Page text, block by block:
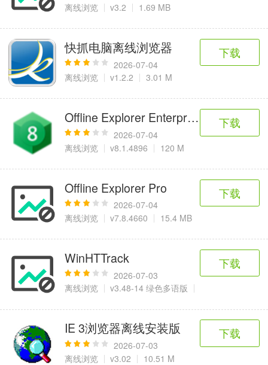
离线浏览
v3.2 1.69 MB
快抓电脑离线浏览器
2026-07-04
离线浏览
v1.2.2 3.01 M
下载
Offline Explorer Enterprise 8破解版
2026-07-04
离线浏览
v8.1.4896 120 M
下载
Offline Explorer Pro
2026-07-04
离线浏览
v7.8.4660 15.4 MB
下载
WinHTTrack
2026-07-03
离线浏览
v3.48-14 绿色多语版
下载
IE 3浏览器离线安装版
2026-07-03
离线浏览
v3.02 10.51 M
下载